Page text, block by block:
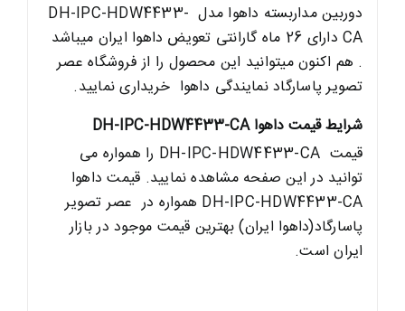
دوربین مداربسته داهوا مدل DH-IPC-HDW4433-
CA دارای 26 ماه گارانتی تعویض داهوا ایران میباشد
. هم اکنون میتوانید این محصول را از فروشگاه عصر
تصویر پاسارگاد نمایندگی داهوا خریداری نمایید.
شرایط قیمت داهوا DH-IPC-HDW4433-CA
قیمت DH-IPC-HDW4433-CA را همواره می
توانید در این صفحه مشاهده نمایید. قیمت داهوا
DH-IPC-HDW4433-CA همواره در عصر تصویر
پاسارگاد(داهوا ایران) بهترین قیمت موجود در بازار
ایران است.